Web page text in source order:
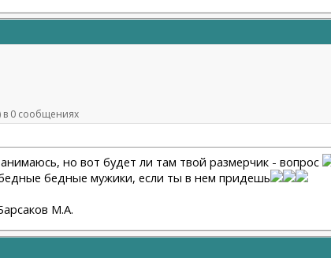
в 0 сообщениях
но вот будет ли там твой размерчик - вопрос
бедные мужики, если ты в нем придешь
М.А.